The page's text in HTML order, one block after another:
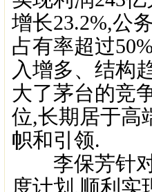
增长23.2%,公
占有率超过
入增多、结构
大了茅台的竞
位,长期居于高
帜和引领.
李保芳针对
度计划,顺利实